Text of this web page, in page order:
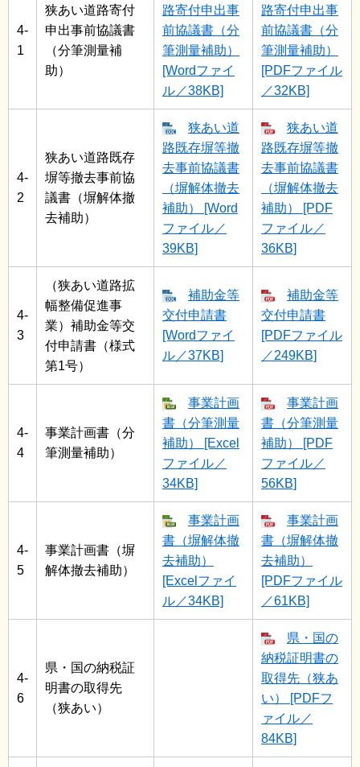
4-
1
狭あい道路寄付
申出事前協議書
（分筆測量補
助）
路寄付申出事
前協議書（分
筆測量補助）
[Wordファイ
ル／38KB]
路寄付申出事
前協議書（分
筆測量補助）
[PDFファイル
／32KB]
4-
2
狭あい道路既存
塀等撤去事前協
議書（塀解体撤
去補助）
狭あい道
路既存塀等撤
去事前協議書
（塀解体撤去
補助） [Word
ファイル／
39KB]
狭あい道
路既存塀等撤
去事前協議書
（塀解体撤去
補助） [PDF
ファイル／
36KB]
4-
3
（狭あい道路拡
幅整備促進事
業）補助金等交
付申請書（様式
第1号）
補助金等
交付申請書
[Wordファイ
ル／37KB]
補助金等
交付申請書
[PDFファイル
／249KB]
4-
4
事業計画書（分
筆測量補助）
事業計画
書（分筆測量
補助） [Excel
ファイル／
34KB]
事業計画
書（分筆測量
補助） [PDF
ファイル／
56KB]
4-
5
事業計画書（塀
解体撤去補助）
事業計画
書（塀解体撤
去補助）
[Excelファイ
ル／34KB]
事業計画
書（塀解体撤
去補助）
[PDFファイル
／61KB]
4-
6
県・国の納税証
明書の取得先
（狭あい）
県・国の
納税証明書の
取得先（狭あ
い） [PDFフ
ァイル／
84KB]